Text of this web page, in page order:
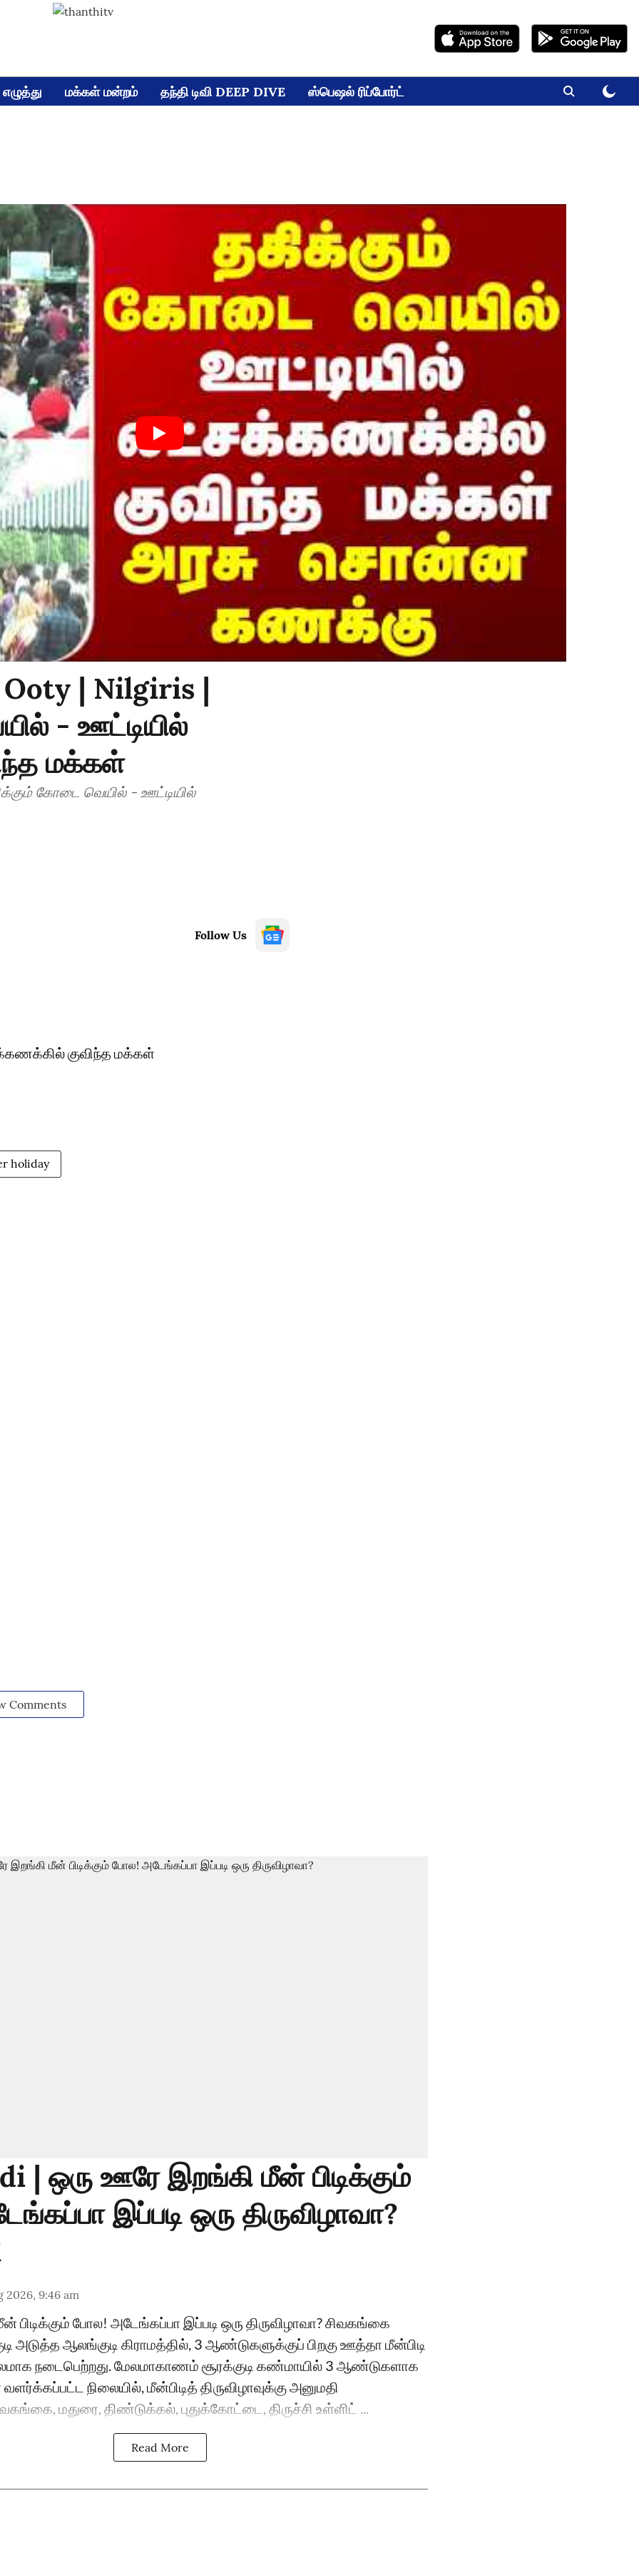
மக்கள் மன்றம் தந்தி டிவி DEEP DIVE ஸ்பெஷல் ரிப்போர்ட்
| Nilgiris |
- ஊட்டியில்
மக்கள்
கோடை வெயில் - ஊட்டியில்
Follow Us
குவிந்த மக்கள்
holiday
Comments
| ஒரு ஊரே இறங்கி மீன் பிடிக்கும்
இப்படி ஒரு திருவிழாவா?
2026, 9:46 am
பிடிக்கும் போல! அடேங்கப்பா இப்படி ஒரு திருவிழாவா? சிவகங்கை
அடுத்த ஆலங்குடி கிராமத்தில், 3 ஆண்டுகளுக்குப் பிறகு ஊத்தா மீன்பிடி
நடைபெற்றது. மேலமாகாணம் சூரக்குடி கண்மாயில் 3 ஆண்டுகளாக
நிலையில், மீன்பிடித் திருவிழாவுக்கு அனுமதி
மதுரை, திண்டுக்கல், புதுக்கோட்டை, திருச்சி உள்ளிட் ...
Read More